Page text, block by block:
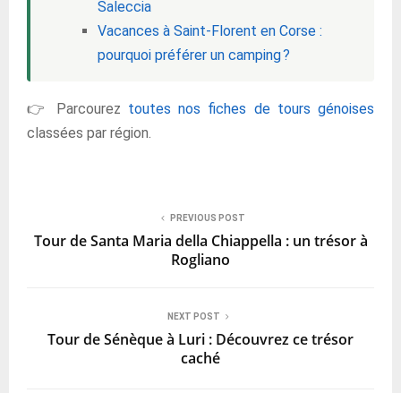
Saleccia
Vacances à Saint-Florent en Corse :
pourquoi préférer un camping ?
👉 Parcourez toutes nos fiches de tours génoises
classées par région.
PREVIOUS POST
Tour de Santa Maria della Chiappella : un trésor à
Rogliano
NEXT POST
Tour de Sénèque à Luri : Découvrez ce trésor
caché